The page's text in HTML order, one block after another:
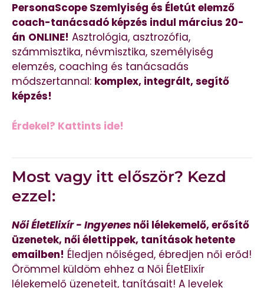
PersonaScope Szemlyiség és Életút elemző
coach-tanácsadó képzés indul március 20-
án ONLINE! Asztrológia, asztrozófia,
számmisztika, névmisztika, személyiség
elemzés, coaching és tanácsadás
módszertannal: komplex, integrált, segítő
képzés!
Érdekel? Kattints ide!
Most vagy itt először? Kezd
ezzel:
Női ÉletElixír - Ingyenes női lélekemelő, erősítő
üzenetek, női élettippek, tanítások hetente
emailben! Éledjen nőiséged, ébredjen női erőd!
Örömmel küldöm ehhez a Női ÉletElixír
lélekemelő üzeneteit, tanításait! A levelek